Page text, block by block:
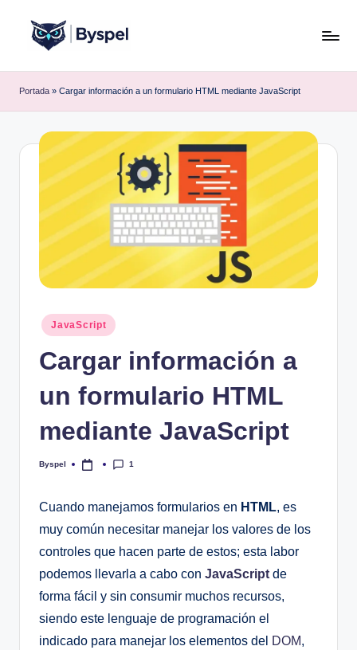
contenido
y
s
p
Portada » Cargar información a un formulario HTML mediante JavaScript
Publicado
en
JavaScript
Cargar información a
un formulario HTML
mediante JavaScript
Publicado
Byspel 1
Cuando manejamos formularios en HTML, es
muy común necesitar manejar los valores de los
controles que hacen parte de estos; esta labor
podemos llevarla a cabo con JavaScript de
forma fácil y sin consumir muchos recursos,
siendo este lenguaje de programación el
indicado para manejar los elementos del DOM,